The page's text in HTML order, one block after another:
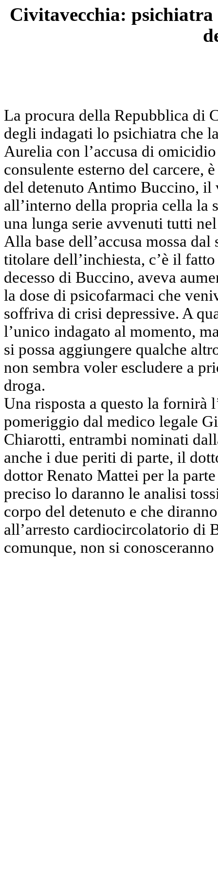
Civitavecchia:
La procura della Repubblica di
degli indagati lo psichiatra che
Aurelia con l’accusa di
consulente esterno del carcere,
del detenuto Antimo Buccino, il
all’interno della propria cella la
una lunga serie avvenuti tutti
Alla base dell’accusa mossa
titolare dell’inchiesta, c’è il
decesso di Buccino, aveva
la dose di psicofarmaci che
soffriva di crisi depressive. A
l’unico indagato al momento,
si possa aggiungere qualche
non sembra voler escludere a
droga.
Una risposta a questo la fornirà
pomeriggio dal medico legale
Chiarotti, entrambi nominati
anche i due periti di parte, il
dottor Renato Mattei per la
preciso lo daranno le analisi
corpo del detenuto e che
all’arresto cardiocircolatorio di
comunque, non si